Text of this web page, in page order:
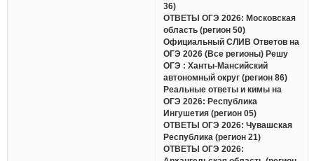
36)
ОТВЕТЫ ОГЭ 2026: Московская
область (регион 50)
Официальный СЛИВ Ответов на
ОГЭ 2026 (Все регионы) Решу
ОГЭ : Ханты-Мансийский
автономный округ (регион 86)
Реальные ответы и кимы на
ОГЭ 2026: Республика
Ингушетия (регион 05)
ОТВЕТЫ ОГЭ 2026: Чувашская
Республика (регион 21)
ОТВЕТЫ ОГЭ 2026: